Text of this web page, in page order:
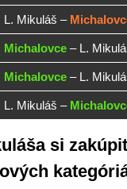
L. Mikuláš –
Michalovce– L.
Michalovce– L.
L. Mikuláš –
si